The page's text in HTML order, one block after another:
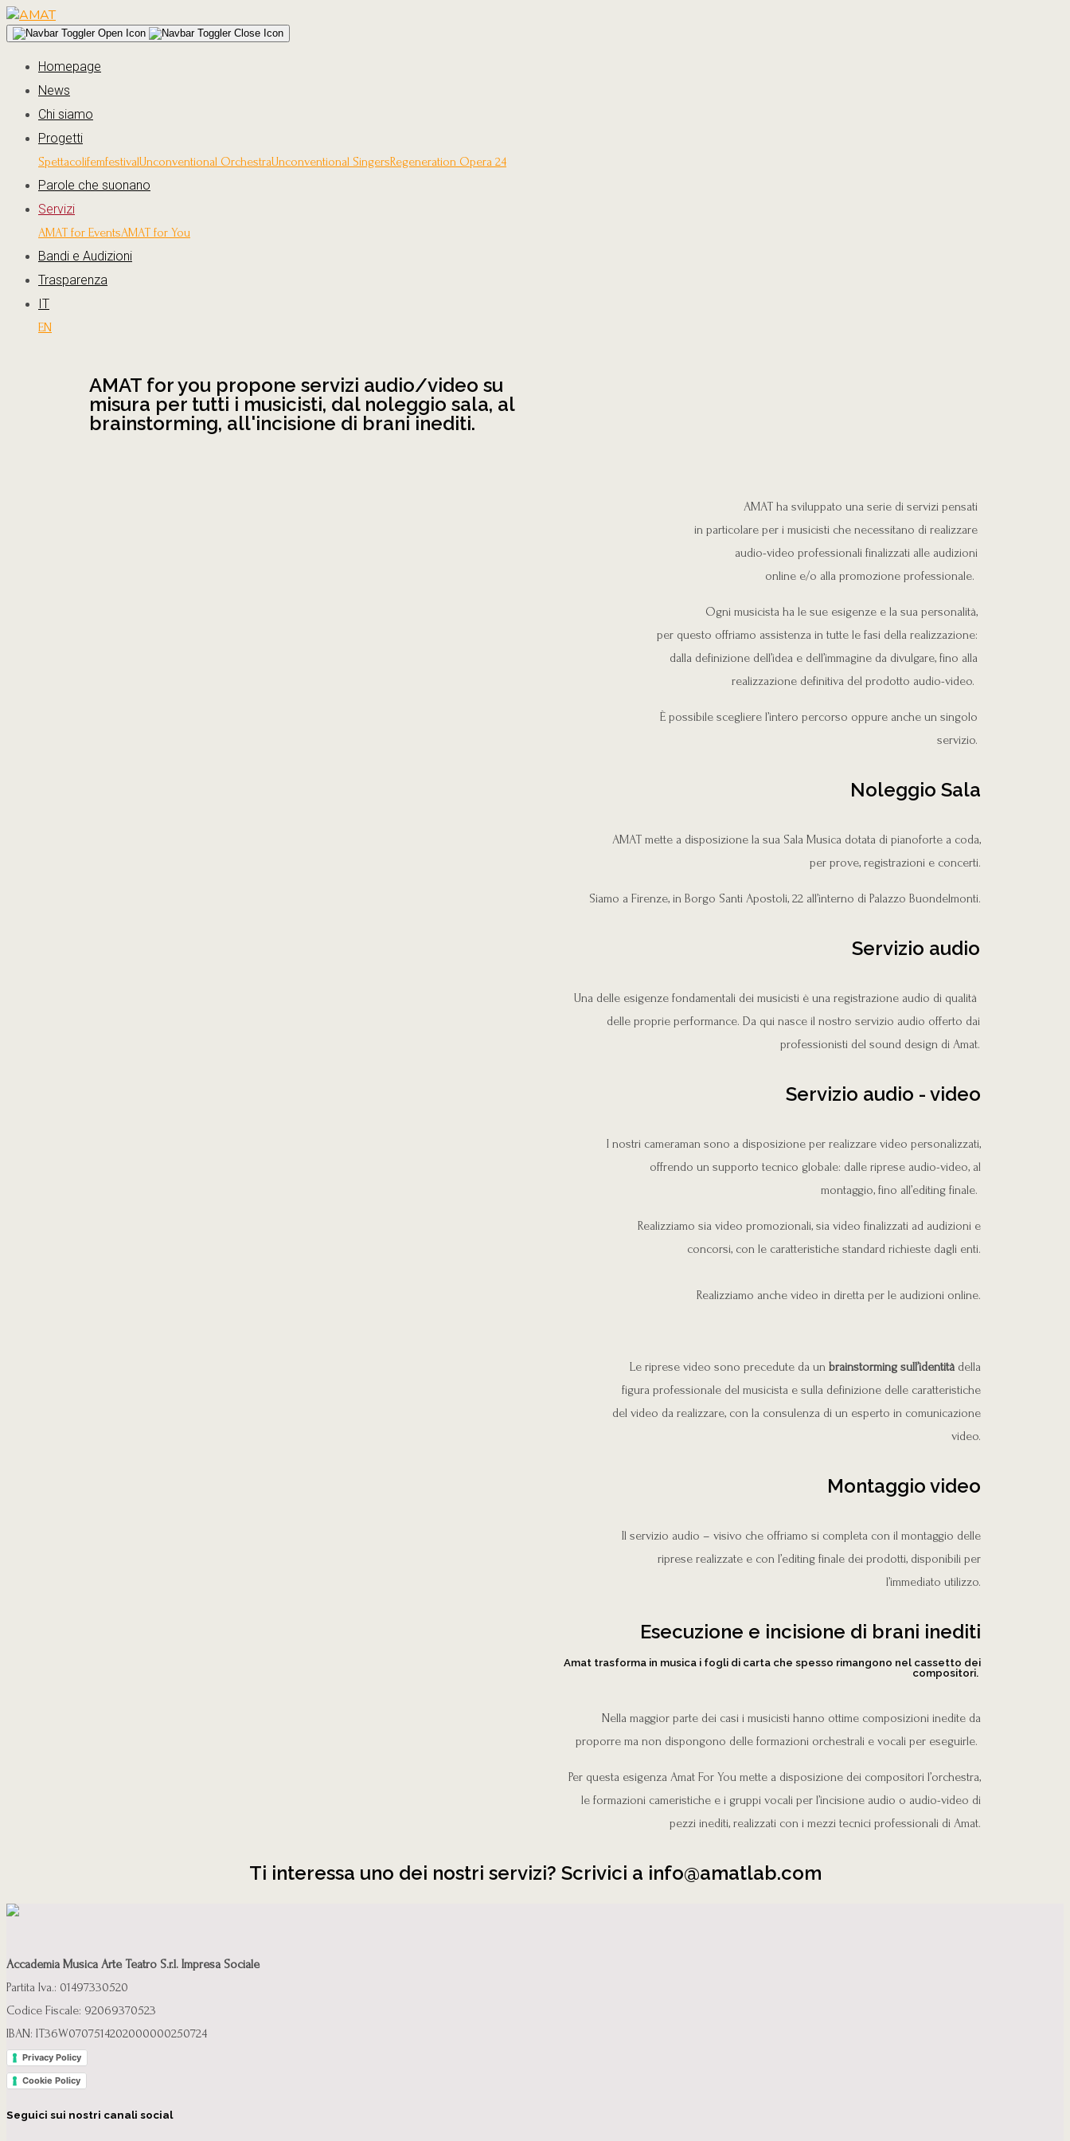
Homepage
News
Chi siamo
Progetti
SpettacolifemfestivalUnconventional OrchestraUnconventional SingersRegeneration Opera 24
Parole che suonano
Servizi
AMAT for EventsAMAT for You
Bandi e Audizioni
Trasparenza
IT
EN
AMAT for you propone servizi audio/video su
misura per tutti i musicisti, dal noleggio sala, al
brainstorming, all'incisione di brani inediti.
AMAT ha sviluppato una serie di servizi pensati
in particolare per i musicisti che necessitano di realizzare
audio-video professionali finalizzati alle audizioni
online e/o alla promozione professionale.
Ogni musicista ha le sue esigenze e la sua personalità,
per questo offriamo assistenza in tutte le fasi della realizzazione:
dalla definizione dell’idea e dell’immagine da divulgare, fino alla
realizzazione definitiva del prodotto audio-video.
È possibile scegliere l’intero percorso oppure anche un singolo
servizio.
Noleggio Sala
AMAT mette a disposizione la sua Sala Musica dotata di pianoforte a coda,
per prove, registrazioni e concerti.
Siamo a Firenze, in Borgo Santi Apostoli, 22 all’interno di Palazzo Buondelmonti.
Servizio audio
Una delle esigenze fondamentali dei musicisti è una registrazione audio di qualità
delle proprie performance. Da qui nasce il nostro servizio audio offerto dai
professionisti del sound design di Amat.
Servizio audio - video
I nostri cameraman sono a disposizione per realizzare video personalizzati,
offrendo un supporto tecnico globale: dalle riprese audio-video, al
montaggio, fino all’editing finale.
Realizziamo sia video promozionali, sia video finalizzati ad audizioni e
concorsi, con le caratteristiche standard richieste dagli enti.
Realizziamo anche video in diretta per le audizioni online.
Le riprese video sono precedute da un brainstorming sull’identitàdella
figura professionale del musicista e sulla definizione delle caratteristiche
del video da realizzare, con la consulenza di un esperto in comunicazione
video.
Montaggio video
Il servizio audio – visivo che offriamo si completa con il montaggio delle
riprese realizzate e con l’editing finale dei prodotti, disponibili per
l’immediato utilizzo.
Esecuzione e incisione di brani inediti
Amat trasforma in musica i fogli di carta che spesso rimangono nel cassetto dei
compositori. ​
Nella maggior parte dei casi i musicisti hanno ottime composizioni inedite da
proporre ma non dispongono delle formazioni orchestrali e vocali per eseguirle.
Per questa esigenza Amat For You mette a disposizione dei compositori l’orchestra,
le formazioni cameristiche e i gruppi vocali per l’incisione audio o audio-video di
pezzi inediti, realizzati con i mezzi tecnici professionali di Amat.
Ti interessa uno dei nostri servizi? Scrivici a info@amatlab.com
Accademia Musica Arte Teatro S.r.l. Impresa Sociale
Partita Iva.: 01497330520
Codice Fiscale: 92069370523
IBAN: IT36W0707514202000000250724
Privacy Policy
Cookie Policy
Seguici sui nostri canali social